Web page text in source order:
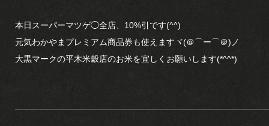
本日スーパーマツゲ◯全店、10%引です(^^)
元気わかやまプレミアム商品券も使えますヾ(＠⌒ー⌒＠)ノ
大黒マークの平木米穀店のお米を宜しくお願いします(*^^*)